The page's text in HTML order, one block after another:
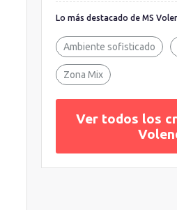
Lo más destacado de MS
Ambiente sofisticado
Zona Mix
Ver todos los